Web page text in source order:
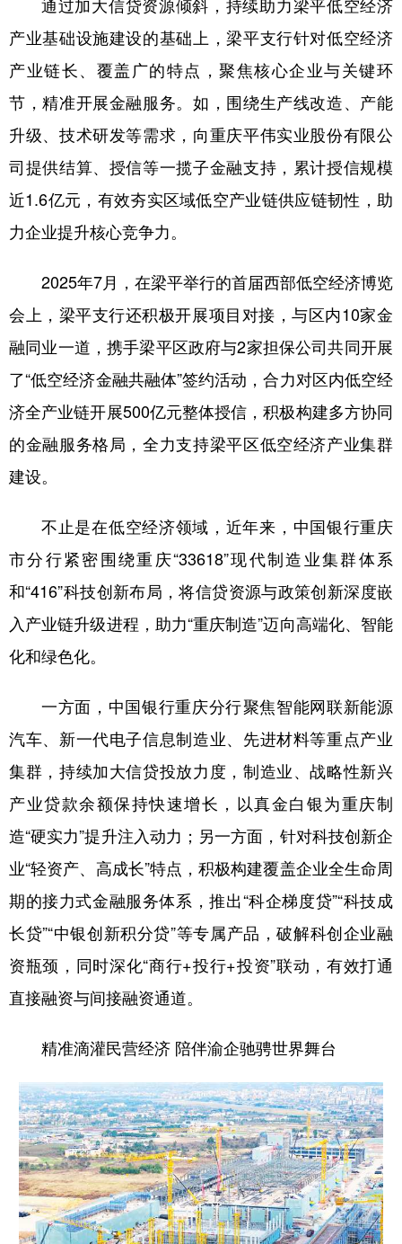
产业基础设施建设的基础上，梁平支行针对低空经济
产业链长、覆盖广的特点，聚焦核心企业与关键环
节，精准开展金融服务。如，围绕生产线改造、产能
升级、技术研发等需求，向重庆平伟实业股份有限公
司提供结算、授信等一揽子金融支持，累计授信规模
近1.6亿元，有效夯实区域低空产业链供应链韧性，助
力企业提升核心竞争力。
2025年7月，在梁平举行的首届西部低空经济博览
会上，梁平支行还积极开展项目对接，与区内10家金
融同业一道，携手梁平区政府与2家担保公司共同开展
了“低空经济金融共融体”签约活动，合力对区内低空经
济全产业链开展500亿元整体授信，积极构建多方协同
的金融服务格局，全力支持梁平区低空经济产业集群
建设。
不止是在低空经济领域，近年来，中国银行重庆
市分行紧密围绕重庆“33618”现代制造业集群体系
和“416”科技创新布局，将信贷资源与政策创新深度嵌
入产业链升级进程，助力“重庆制造”迈向高端化、智能
化和绿色化。
一方面，中国银行重庆分行‌聚焦智能网联新能源
汽车、新一代电子信息制造业、先进材料等重点产业
集群，持续加大信贷投放力度，制造业、战略性新兴
产业贷款余额保持快速增长，以真金白银为重庆制
造“硬实力”提升注入动力；另一方面，‌针对科技创新企
业“轻资产、高成长”特点，积极构建覆盖企业全生命周
期的接力式金融服务体系，推出“科企梯度贷”“科技成
长贷”“中银创新积分贷”等专属产品，破解科创企业融
资瓶颈，同时深化“商行+投行+投资”联动，有效打通
直接融资与间接融资通道。
精准滴灌民营经济 陪伴渝企驰骋世界舞台